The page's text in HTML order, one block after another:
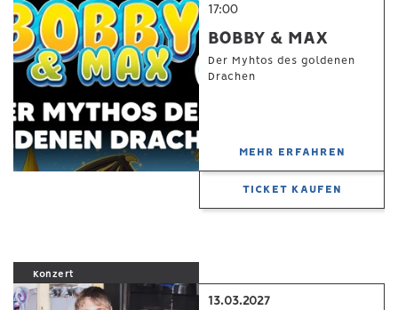
17:00
BOBBY & MAX
Der Myhtos des goldenen
Drachen
MEHR ERFAHREN
TICKET KAUFEN
Konzert
13.03.2027